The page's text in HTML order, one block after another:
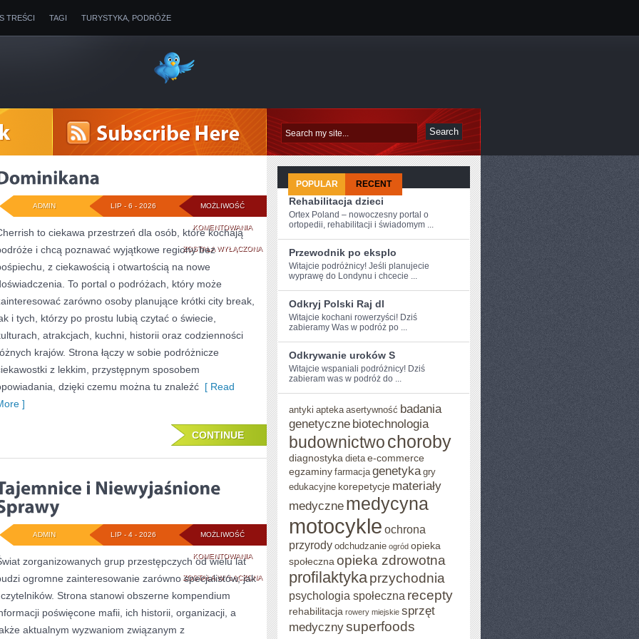
TREŚCI TAGI TURYSTYKA, PODRÓŻE
MOŻLIWOŚĆ
KOMENTOWANIADOMINIKANA
ZOSTAŁA WYŁĄCZONA
LIP - 6 - 2026
ADMIN
to ciekawa przestrzeń dla osób, które kochają
i chcą poznawać wyjątkowe regiony bez
z ciekawością i otwartością na nowe
To portal o podróżach, który może
zarówno osoby planujące krótki city break,
i tych, którzy po prostu lubią czytać o świecie,
atrakcjach, kuchni, historii oraz codzienności
krajów. Strona łączy w sobie podróżnicze
z lekkim, przystępnym sposobem
dzięki czemu można tu znaleźć [ Read
]
CONTINUE
MOŻLIWOŚĆ
KOMENTOWANIATAJEMNICE
I
NIEWYJAŚNIONE
SPRAWY
ZOSTAŁA WYŁĄCZONA
LIP - 4 - 2026
ADMIN
zorganizowanych grup przestępczych od wielu lat
ogromne zainteresowanie zarówno specjalistów, jak
Strona stanowi obszerne kompendium
poświęcone mafii, ich historii, organizacji, a
aktualnym wyzwaniom związanym z
POPULAR RECENT
Rehabilitacja dzieci
Ortex Poland – nowoczesny portal o
ortopedii, rehabilitacji i świadomym ...
Przewodnik po eksplo
Witajcie ⁤podróżnicy! Jeśli ‍planujecie
wyprawę do Londynu i chcecie ...
Odkryj Polski Raj dl
Witajcie kochani rowerzyści! Dziś
zabieramy Was w podróż po ...
Odkrywanie uroków S
Witajcie ⁢wspaniali podróżnicy! Dziś⁢
zabieram was w‌ podróż ⁣do ...
antyki apteka asertywność badania
genetyczne biotechnologia
budownictwochoroby
diagnostyka dieta e-commerce
egzaminy farmacja genetyka gry
edukacyjne korepetycje materiały
medyczne medycyna
motocykle ochrona
przyrody odchudzanie ogród opieka
społeczna opieka zdrowotna
profilaktykaprzychodnia
psychologia społeczna recepty
rehabilitacja rowery miejskie sprzęt
medycznysuperfoods